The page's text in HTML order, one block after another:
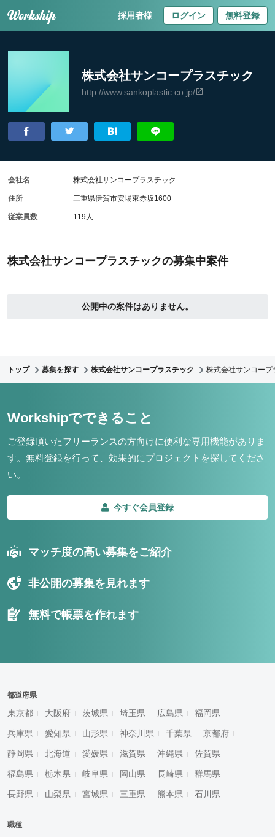
採用者様 ログイン 無料登録
株式会社サンコープラスチック
http://www.sankoplastic.co.jp/
株式会社サンコープラスチックの募集中案件
公開中の案件はありません。
会社名 株式会社サンコープラスチック
住所 三重県伊賀市安場東赤坂1600
従業員数 119人
トップ 募集を探す 株式会社サンコープラスチック 株式会社サンコー
Workshipでできること
ご登録頂いたフリーランスの方向けに便利な専用機能がありま
す。 無料登録を行って、効果的にプロジェクトを探してくださ
い。
今すぐ会員登録
マッチ度の高い募集をご紹介
非公開の募集を見れます
無料で帳票を作れます
都道府県
東京都 大阪府 茨城県 埼玉県 広島県 福岡県
兵庫県 愛知県 山形県 神奈川県 千葉県 京都府
静岡県 北海道 愛媛県 滋賀県 沖縄県 佐賀県
福島県 栃木県 岐阜県 岡山県 長崎県 群馬県
長野県 山梨県 宮城県 三重県 熊本県 石川県
職種